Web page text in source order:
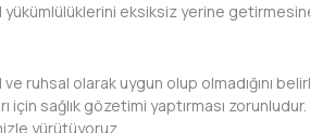
eksiksiz yerine getirmesine
ruhsal olarak uygun olup olmadığını
için sağlık gözetimi yaptırması
yürütüyoruz.